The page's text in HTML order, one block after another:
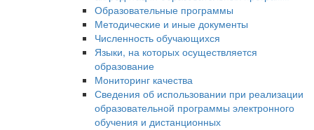
Образовательные программы
Методические и иные документы
Численность обучающихся
Языки, на которых осуществляется
образование
Мониторинг качества
Сведения об использовании при реализации
образовательной программы электронного
обучения и дистанционных